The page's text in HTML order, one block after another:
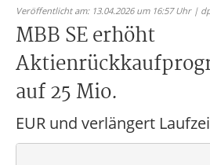
Veröffentlicht am: 13.04.2026 um 16:57 Uhr |
MBB SE erhöht
auf 25 Mio.
EUR und verlängert